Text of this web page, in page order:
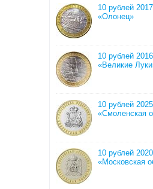
10 рублей 2017
«Олонец»
10 рублей 2016
«Великие
10 рублей 2025
«Смоленская
10 рублей 2020
«Московская